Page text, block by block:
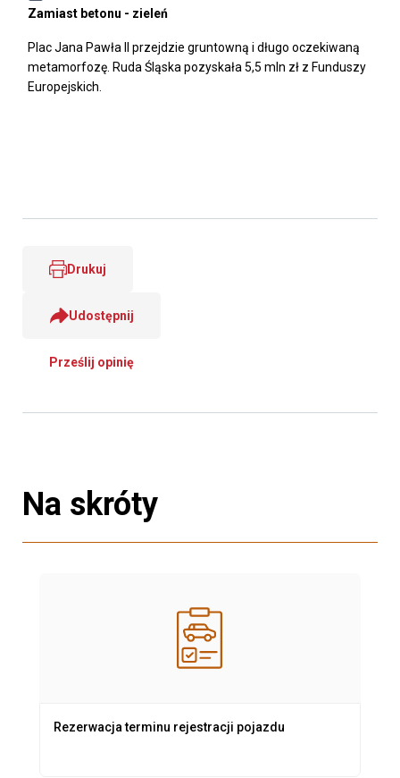
Zamiast betonu - zieleń
Plac Jana Pawła II przejdzie gruntowną i długo oczekiwaną
metamorfozę. Ruda Śląska pozyskała 5,5 mln zł z Funduszy
Europejskich.
Drukuj
Udostępnij
Prześlij opinię
Na skróty
Rezerwacja terminu rejestracji pojazdu